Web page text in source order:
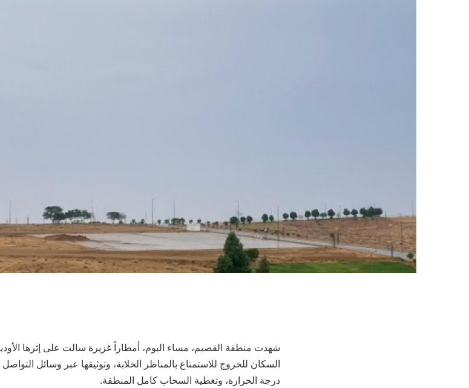
شهدت منطقة القصيم، مساء اليوم، أمطاراً غزيرة سالت على إثرها
السكان للخروج للاستمتاع بالمناظر الخلابة، وتوثيقها عبر وسائل
درجة الحرارة، وتغطية السحاب كامل المنطقة.